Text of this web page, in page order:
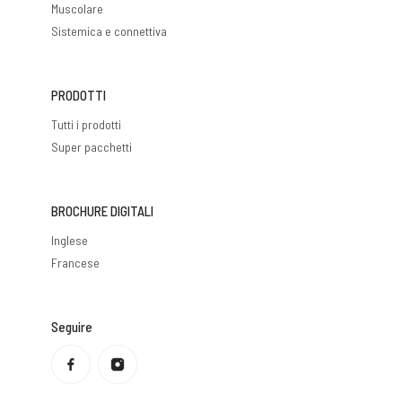
Muscolare
Sistemica e connettiva
PRODOTTI
Tutti i prodotti
Super pacchetti
BROCHURE DIGITALI
Inglese
Francese
SeguireInformativa sulla privacy
Politica di rimborso